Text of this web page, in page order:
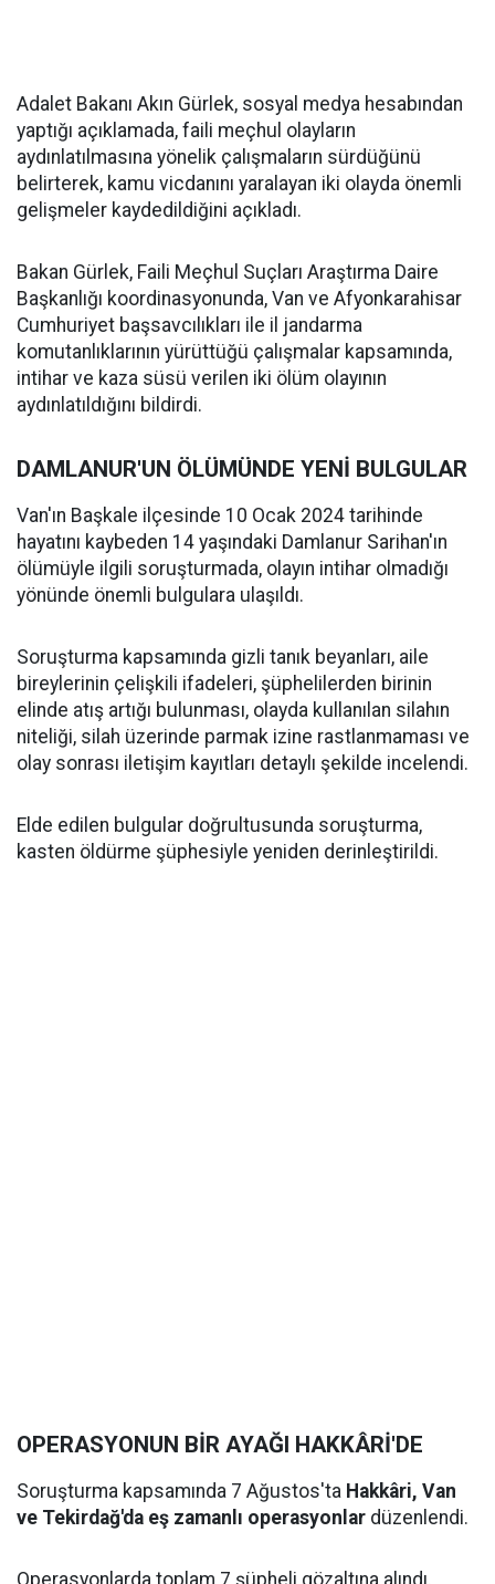
Adalet Bakanı Akın Gürlek, sosyal medya hesabından
yaptığı açıklamada, faili meçhul olayların
aydınlatılmasına yönelik çalışmaların sürdüğünü
belirterek, kamu vicdanını yaralayan iki olayda önemli
gelişmeler kaydedildiğini açıkladı.
Bakan Gürlek, Faili Meçhul Suçları Araştırma Daire
Başkanlığı koordinasyonunda, Van ve Afyonkarahisar
Cumhuriyet başsavcılıkları ile il jandarma
komutanlıklarının yürüttüğü çalışmalar kapsamında,
intihar ve kaza süsü verilen iki ölüm olayının
aydınlatıldığını bildirdi.
DAMLANUR'UN ÖLÜMÜNDE YENİ BULGULAR
Van'ın Başkale ilçesinde 10 Ocak 2024 tarihinde
hayatını kaybeden 14 yaşındaki Damlanur Sarihan'ın
ölümüyle ilgili soruşturmada, olayın intihar olmadığı
yönünde önemli bulgulara ulaşıldı.
Soruşturma kapsamında gizli tanık beyanları, aile
bireylerinin çelişkili ifadeleri, şüphelilerden birinin
elinde atış artığı bulunması, olayda kullanılan silahın
niteliği, silah üzerinde parmak izine rastlanmaması ve
olay sonrası iletişim kayıtları detaylı şekilde incelendi.
Elde edilen bulgular doğrultusunda soruşturma,
kasten öldürme şüphesiyle yeniden derinleştirildi.
OPERASYONUN BİR AYAĞI HAKKÂRİ'DE
Soruşturma kapsamında 7 Ağustos'ta Hakkâri, Van
ve Tekirdağ'da eş zamanlı operasyonlar düzenlendi.
Operasyonlarda toplam 7 şüpheli gözaltına alındı.